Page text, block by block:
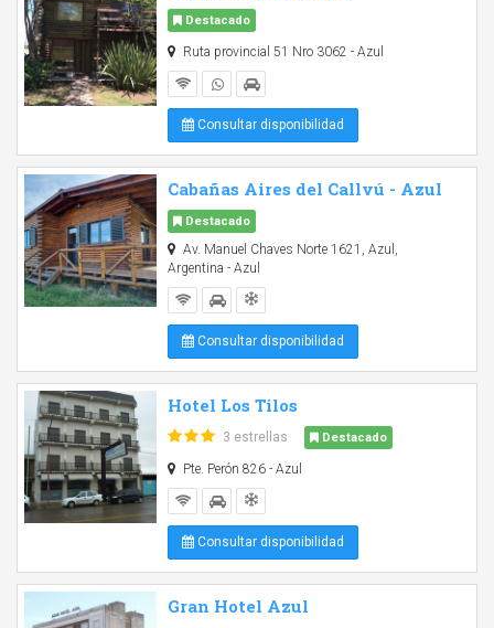
Destacado
Ruta provincial 51 Nro 3062 - Azul
Consultar disponibilidad
Cabañas Aires del Callvú - Azul
Destacado
Av. Manuel Chaves Norte 1621, Azul,
Argentina - Azul
Consultar disponibilidad
Hotel Los Tilos
3 estrellas Destacado
Pte. Perón 826 - Azul
Consultar disponibilidad
Gran Hotel Azul